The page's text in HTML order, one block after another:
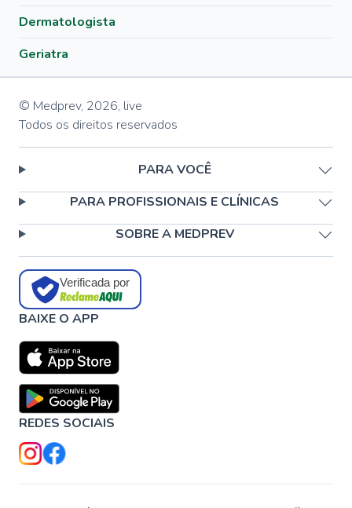
Dermatologista
Geriatra
© Medprev, 2026, live
Todos os direitos reservados
PARA VOCÊ
PARA PROFISSIONAIS E CLÍNICAS
SOBRE A MEDPREV
Verificada por
BAIXE O APP
REDES SOCIAIS